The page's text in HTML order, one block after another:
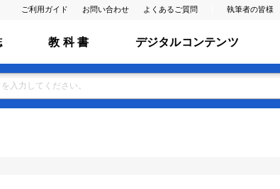
ご利用ガイド お問い合わせ よくあるご質問 執筆者の皆様
教 科 書 デジタルコンテンツ